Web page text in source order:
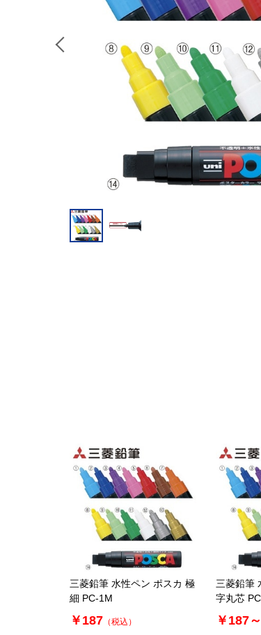
三菱鉛筆 水性ペン ポスカ 極
細 PC-1M
￥187 （税込）
三菱鉛筆
字丸芯
￥187～